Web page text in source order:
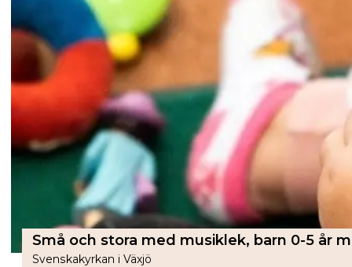
Svenskakyrkan i Växjö